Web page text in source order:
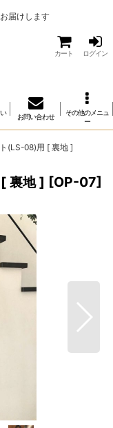
届けします
カート ログイン
お問い合わせ
その他のメニュ
ー
(LS-08)用 [ 裏地 ]
裏地 ] [OP-07]